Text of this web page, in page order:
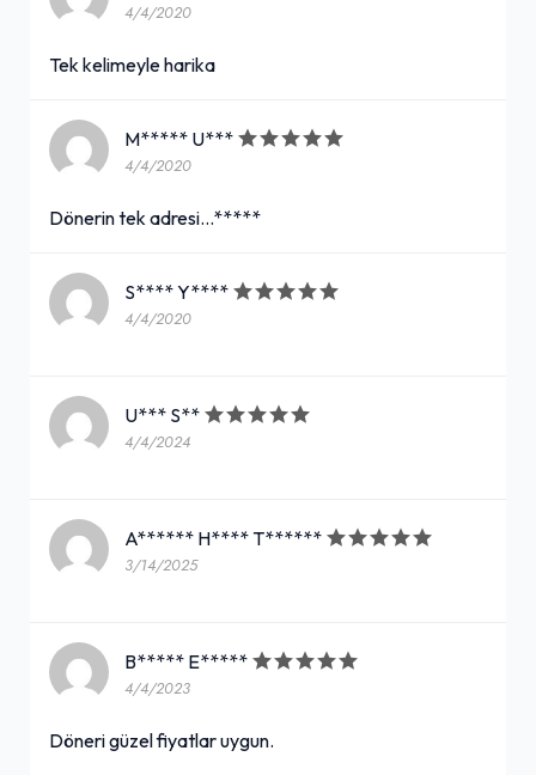
4/4/2020
Tek kelimeyle harika
M***** U***
4/4/2020
Dönerin tek adresi...*****
S**** Y****
4/4/2020
U*** S**
4/4/2024
A****** H**** T******
3/14/2025
B***** E*****
4/4/2023
Döneri güzel fiyatlar uygun.